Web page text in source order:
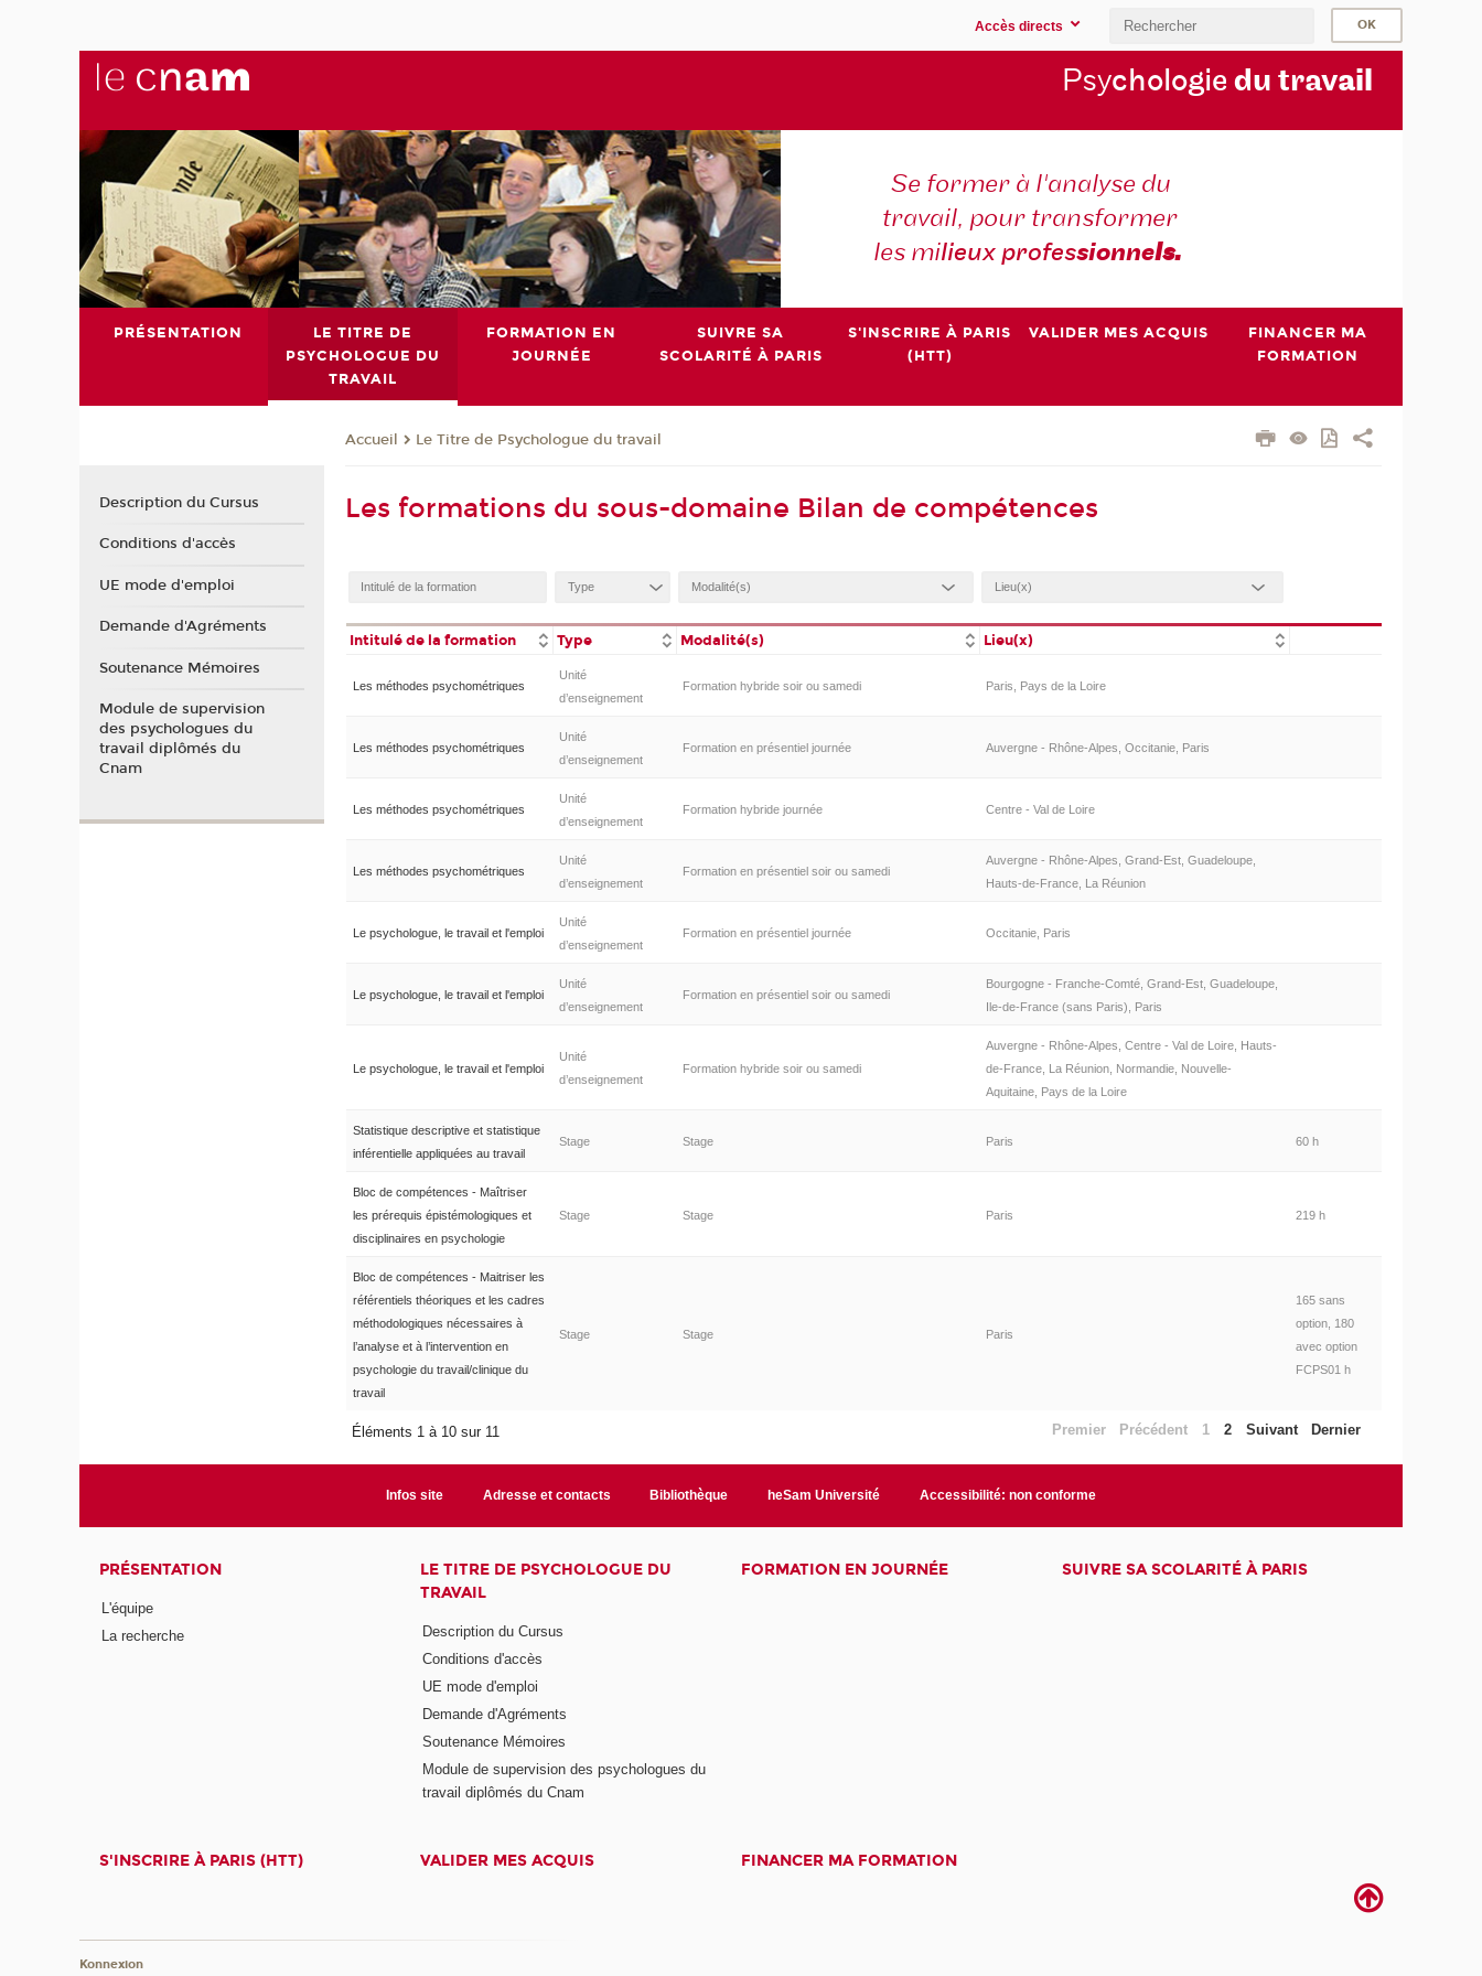
Accès directs
Psychologie du travail
Se former à l'analyse du
travail, pour transformer
les milieux professionnels.
PRÉSENTATION
LE TITRE DE
PSYCHOLOGUE DU
TRAVAIL
FORMATION EN
JOURNÉE
SUIVRE SA
SCOLARITÉ À PARIS
S'INSCRIRE À PARIS
(HTT)
VALIDER MES ACQUIS
FINANCER MA
FORMATION
Accueil Le Titre de Psychologue du travail
Les formations du sous-domaine Bilan de compétences
Intitulé de la formation Type Modalité(s) Lieu(x)
Les méthodes psychométriques
Unité
d’enseignement
Formation hybride soir ou samedi Paris, Pays de la Loire
Les méthodes psychométriques
Unité
d’enseignement
Formation en présentiel journée Auvergne - Rhône-Alpes, Occitanie, Paris
Les méthodes psychométriques
Unité
d’enseignement
Formation hybride journée Centre - Val de Loire
Les méthodes psychométriques
Unité
d’enseignement
Formation en présentiel soir ou samedi
Auvergne - Rhône-Alpes, Grand-Est, Guadeloupe,
Hauts-de-France, La Réunion
Le psychologue, le travail et l'emploi
Unité
d’enseignement
Formation en présentiel journée Occitanie, Paris
Le psychologue, le travail et l'emploi
Unité
d’enseignement
Formation en présentiel soir ou samedi
Bourgogne - Franche-Comté, Grand-Est, Guadeloupe,
Ile-de-France (sans Paris), Paris
Le psychologue, le travail et l'emploi
Unité
d’enseignement
Formation hybride soir ou samedi
Auvergne - Rhône-Alpes, Centre - Val de Loire, Hauts-
de-France, La Réunion, Normandie, Nouvelle-
Aquitaine, Pays de la Loire
Statistique descriptive et statistique
inférentielle appliquées au travail
Stage Stage Paris 60 h
Bloc de compétences - Maîtriser
les prérequis épistémologiques et
disciplinaires en psychologie
Stage Stage Paris 219 h
Bloc de compétences - Maitriser les
référentiels théoriques et les cadres
méthodologiques nécessaires à
l’analyse et à l’intervention en
psychologie du travail/clinique du
travail
Stage Stage Paris
165 sans
option, 180
avec option
FCPS01 h
Éléments 1 à 10 sur 11 Premier Précédent 1 2 Suivant Dernier
Description du Cursus
Conditions d'accès
UE mode d'emploi
Demande d'Agréments
Soutenance Mémoires
Module de supervision
des psychologues du
travail diplômés du
Cnam
Infos site Adresse et contacts Bibliothèque heSam Université Accessibilité: non conforme
PRÉSENTATION
L'équipe
La recherche
LE TITRE DE PSYCHOLOGUE DU
TRAVAIL
Description du Cursus
Conditions d'accès
UE mode d'emploi
Demande d'Agréments
Soutenance Mémoires
Module de supervision des psychologues du
travail diplômés du Cnam
FORMATION EN JOURNÉE SUIVRE SA SCOLARITÉ À PARIS
S'INSCRIRE À PARIS (HTT) VALIDER MES ACQUIS FINANCER MA FORMATION
Konnexion